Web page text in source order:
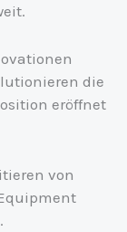
die
eröffnet
von